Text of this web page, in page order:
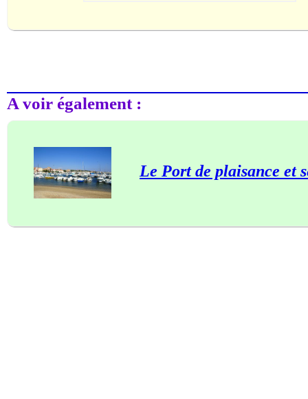
A voir également :
Le Port de plaisance et